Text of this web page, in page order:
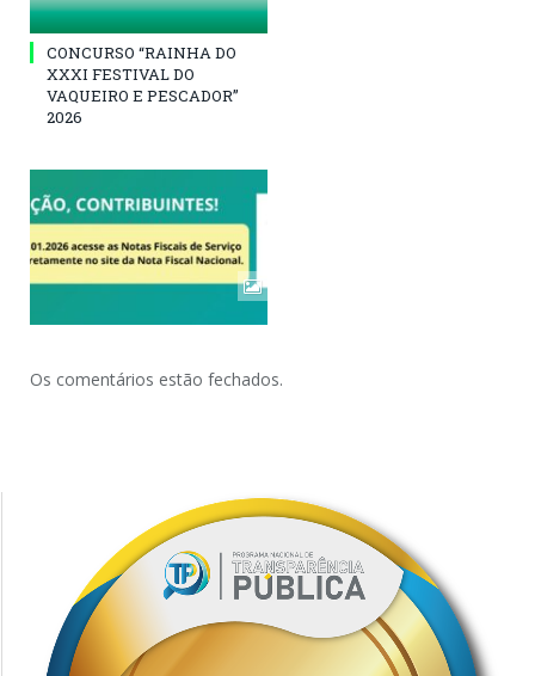
CONCURSO “RAINHA DO
XXXI FESTIVAL DO
VAQUEIRO E PESCADOR”
2026
Os comentários estão fechados.